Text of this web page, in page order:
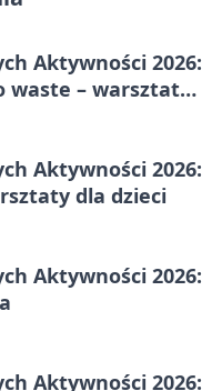
Aktywności 2026:
– warsztaty
Aktywności 2026:
dla dzieci
Aktywności 2026:
Aktywności 2026: